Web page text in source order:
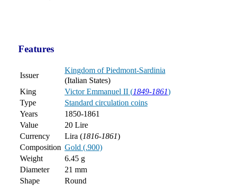
Features
Issuer
Kingdom of Piedmont-Sardinia
(Italian States)
King
Victor Emmanuel II (1849-1861)
Type
Standard circulation coins
Years
1850-1861
Value
20 Lire
Currency
Lira (1816-1861)
Composition Gold (.900)
Weight
6.45 g
Diameter
21 mm
Shape
Round